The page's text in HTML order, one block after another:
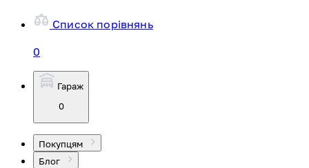
Список порівнянь
0
Гараж
0
Покупцям
Блог